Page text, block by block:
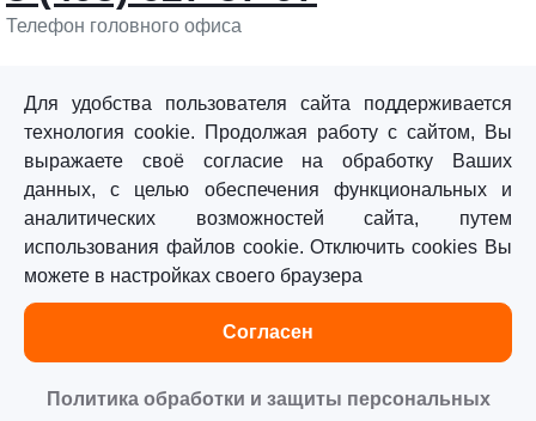
Телефон головного офиса
©«Sturm!» 2011–2026 ®
Все права защищены.
Политика обработки персональных данных
Для удобства пользователя сайта поддерживается
технология cookie. Продолжая работу с сайтом, Вы
выражаете своё согласие на обработку Ваших
данных, с целью обеспечения функциональных и
аналитических возможностей сайта, путем
использования файлов cookie. Отключить cookies Вы
можете в настройках своего браузера
Согласен
Политика обработки и защиты персональных